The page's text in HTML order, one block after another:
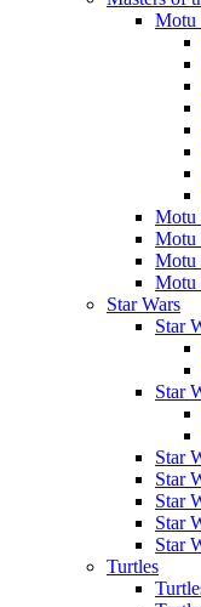
Motu
Motu
Motu
Motu
Motu
Star Wars
Star
Star
Star
Star
Star
Star
Star
Turtles